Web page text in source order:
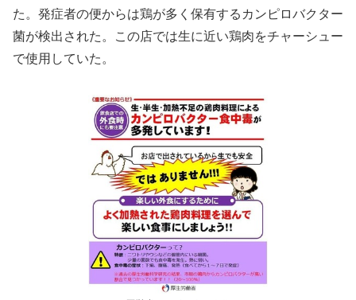
た。発症者の便からは鶏が多く保有するカンピロバクター
菌が検出された。この店では生に近い鶏肉をチャーシュー
で使用していた。